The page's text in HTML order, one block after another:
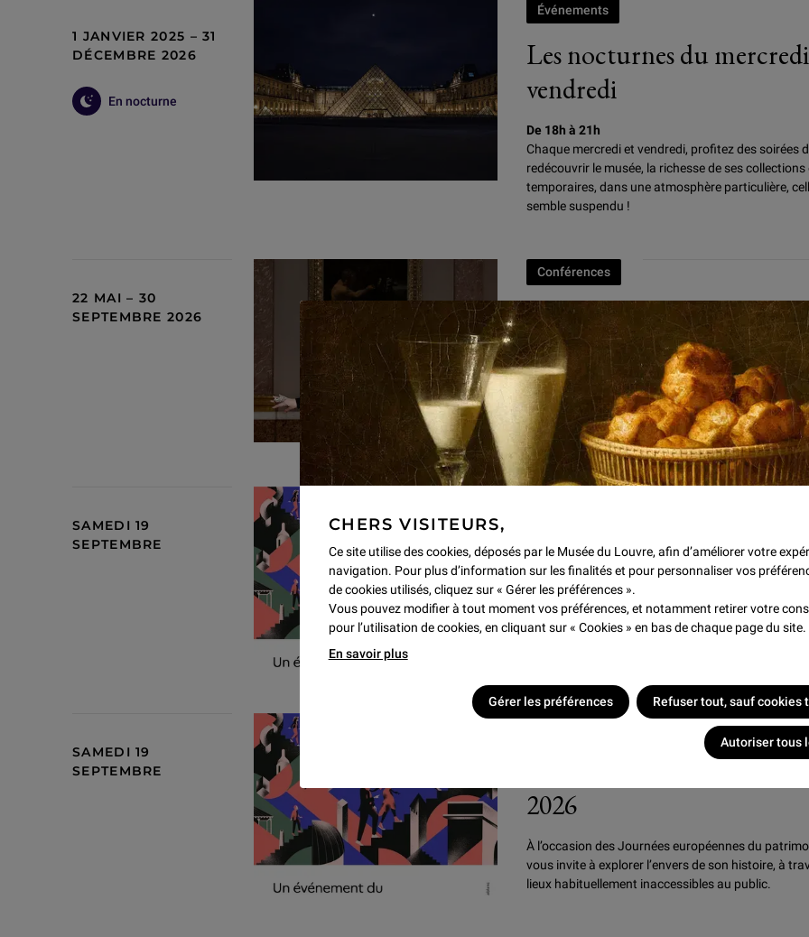
CHERS VISITEURS,
Ce site utilise des cookies, déposés par le Musée du Louvre, afin d’améliorer votre
navigation. Pour plus d’information sur les finalités et pour personnaliser vos
de cookies utilisés, cliquez sur « Gérer les préférences ».
Vous pouvez modifier à tout moment vos préférences, et notamment retirer votre
pour l’utilisation de cookies, en cliquant sur « Cookies » en bas de chaque page du site.
En savoir plus
Gérer les préférences Refuser tout, sauf cookies
Autoriser tous
1 JANVIER 2025 – 31
DÉCEMBRE 2026
En nocturne
Les nocturnes du
vendredi
Événements
De 18h à 21h
Chaque mercredi et vendredi, profitez des soirées
redécouvrir le musée, la richesse de ses
temporaires, dans une atmosphère particulière,
semble suspendu !
22 MAI – 30
SEPTEMBRE 2026
ORLAN au Louvre :
Conférences
22 mai, 12 juin et 30 septembre 2026 à 19h
par ORLAN
" J’AI CONÇU CES TROIS LEÇONS POUR ÉCRIRE
MON RAPPORT AU MUSÉE ET À L’HISTOIRE DE
ANALYSER CE QUE LES ARTISTES PRÉCÉDENTS
SAMEDI 19
SEPTEMBRE
Journées Européennes
2026
À l’occasion des Journées européennes du
vous invite à explorer l’envers de son histoire, à
SAMEDI 19
SEPTEMBRE
Journées Européennes
2026
À l’occasion des Journées européennes du
vous invite à explorer l’envers de son histoire, à
lieux habituellement inaccessibles au public.